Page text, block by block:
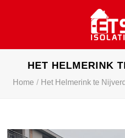
HET HELMERINK
Home / Het Helmerink te